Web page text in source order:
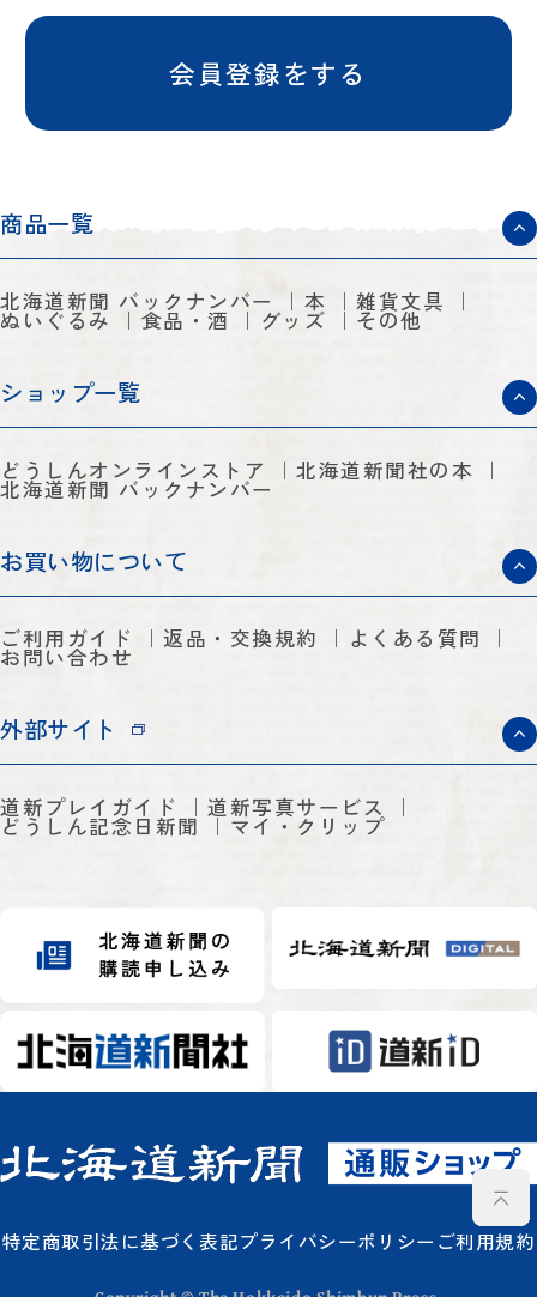
会員登録をする
商品一覧
北海道新聞 バックナンバー 本 雑貨文具
ぬいぐるみ 食品・酒 グッズ その他
ショップ一覧
どうしんオンラインストア 北海道新聞社の本
北海道新聞 バックナンバー
お買い物について
ご利用ガイド 返品・交換規約 よくある質問
お問い合わせ
外部サイト
道新プレイガイド 道新写真サービス
どうしん記念日新聞 マイ・クリップ
特定商取引法に基づく表記プライバシーポリシー ご利用規約